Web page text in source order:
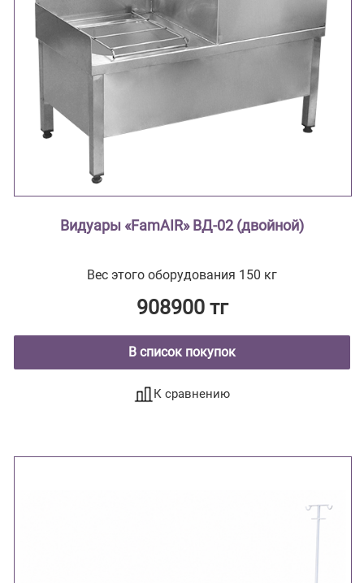
Видуары «FamAIR» ВД-02 (двойной)
Вес этого оборудования 150 кг
908900 тг
В список покупок
К сравнению